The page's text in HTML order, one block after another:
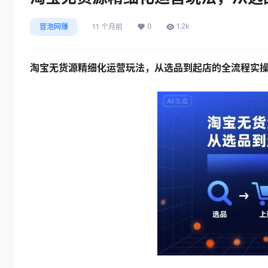
冒泡网赚 11 个月前 0 1.2k
淘宝无货源精细化运营玩法 ，从选品到起店的全流程实